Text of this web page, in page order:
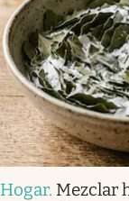
Hogar. Mezclar